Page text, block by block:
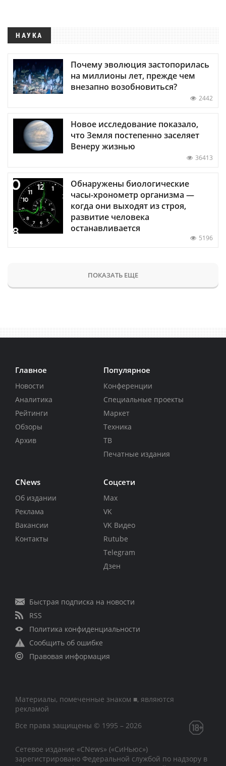
НАУКА
Почему эволюция застопорилась
на миллионы лет, прежде чем
внезапно возобновиться?
2442
Новое исследование показало,
что Земля постепенно заселяет
Венеру жизнью
36413
Обнаружены биологические
часы-хронометр организма —
когда они выходят из строя,
развитие человека
останавливается
5196
ПОКАЗАТЬ ЕЩЕ
Главное
Новости
Аналитика
Рейтинги
Обзоры
Архив
Популярное
Конференции
Специальные проекты
Маркет
Техника
ТВ
Печатные издания
CNews
Об издании
Реклама
Вакансии
Контакты
Соцсети
Max
VK
VK Видео
Rutube
Telegram
Дзен
Быстрая подписка на новости
RSS
Политика конфиденциальности
Сообщить об ошибке
Правовая информация
Материалы, помеченные знаком ■, являются
рекламой
Все права защищены © 1995 – 2026
Сетевое издание «CNews» («СиНьюс»)
зарегистрировано Федеральной службой по надзору в